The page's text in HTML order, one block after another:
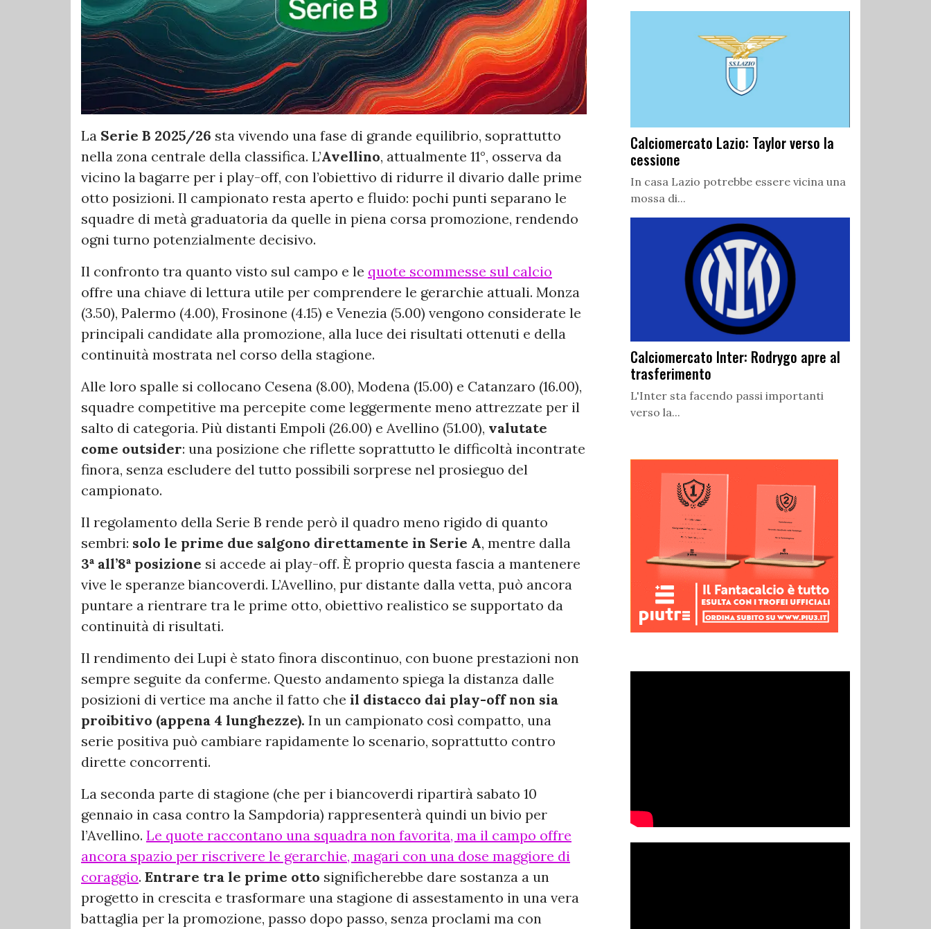
La Serie B 2025/26 sta vivendo una fase di grande equilibrio, soprattutto
nella zona centrale della classifica. L’Avellino, attualmente 11°, osserva da
vicino la bagarre per i play-off, con l’obiettivo di ridurre il divario dalle prime
otto posizioni. Il campionato resta aperto e fluido: pochi punti separano le
squadre di metà graduatoria da quelle in piena corsa promozione, rendendo
ogni turno potenzialmente decisivo.
Il confronto tra quanto visto sul campo e le quote scommesse sul calcio
offre una chiave di lettura utile per comprendere le gerarchie attuali. Monza
(3.50), Palermo (4.00), Frosinone (4.15) e Venezia (5.00) vengono considerate le
principali candidate alla promozione, alla luce dei risultati ottenuti e della
continuità mostrata nel corso della stagione.
Alle loro spalle si collocano Cesena (8.00), Modena (15.00) e Catanzaro (16.00),
squadre competitive ma percepite come leggermente meno attrezzate per il
salto di categoria. Più distanti Empoli (26.00) e Avellino (51.00), valutate
come outsider: una posizione che riflette soprattutto le difficoltà incontrate
finora, senza escludere del tutto possibili sorprese nel prosieguo del
campionato.
Il regolamento della Serie B rende però il quadro meno rigido di quanto
sembri: solo le prime due salgono direttamente in Serie A, mentre dalla
3ª all’8ª posizione si accede ai play-off. È proprio questa fascia a mantenere
vive le speranze biancoverdi. L’Avellino, pur distante dalla vetta, può ancora
puntare a rientrare tra le prime otto, obiettivo realistico se supportato da
continuità di risultati.
Il rendimento dei Lupi è stato finora discontinuo, con buone prestazioni non
sempre seguite da conferme. Questo andamento spiega la distanza dalle
posizioni di vertice ma anche il fatto che il distacco dai play-off non sia
proibitivo (appena 4 lunghezze). In un campionato così compatto, una
serie positiva può cambiare rapidamente lo scenario, soprattutto contro
dirette concorrenti.
La seconda parte di stagione (che per i biancoverdi ripartirà sabato 10
gennaio in casa contro la Sampdoria) rappresenterà quindi un bivio per
l’Avellino. Le quote raccontano una squadra non favorita, ma il campo offre
ancora spazio per riscrivere le gerarchie, magari con una dose maggiore di
coraggio. Entrare tra le prime otto significherebbe dare sostanza a un
progetto in crescita e trasformare una stagione di assestamento in una vera
battaglia per la promozione, passo dopo passo, senza proclami ma con
Calciomercato Lazio: Taylor verso la
cessione
In casa Lazio potrebbe essere vicina una
mossa di...
Calciomercato Inter: Rodrygo apre al
trasferimento
L'Inter sta facendo passi importanti
verso la...